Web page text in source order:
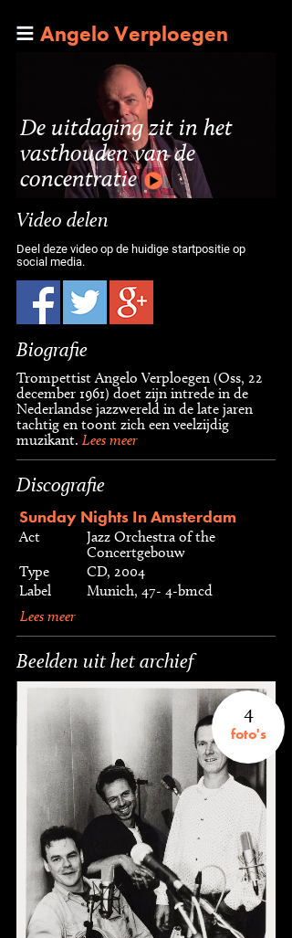
Angelo Verploegen
De uitdaging zit in het
vasthouden van de
concentratie
Video delen
Deel deze video op de huidige startpositie op
social media.
Biografie
Trompettist Angelo Verploegen (Oss, 22
december 1961) doet zijn intrede in de
Nederlandse jazzwereld in de late jaren
tachtig en toont zich een veelzijdig
muzikant. Lees meer
Discografie
Sunday Nights In Amsterdam
Act
Jazz Orchestra of the
Concertgebouw
Type
CD, 2004
Label
Munich, 47- 4-bmcd
Lees meer
Beelden uit het archief
4
foto's